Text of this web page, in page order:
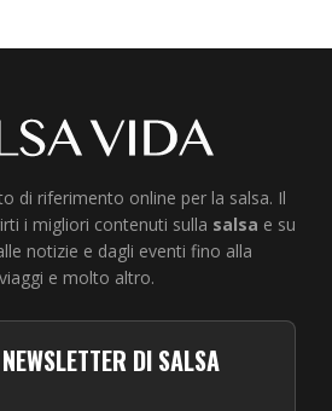
di riferimento online per la salsa. Il
i migliori contenuti sulla salsa e su
notizie e dagli eventi fino alla
e molto altro.
DI SALSA